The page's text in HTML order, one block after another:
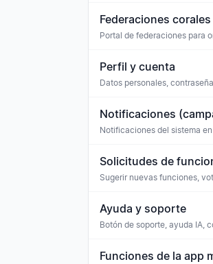
Federaciones corales
Portal de federaciones para
Perfil y cuenta
Datos personales,
Notificaciones
Notificaciones del sistema
Solicitudes de
Sugerir nuevas funciones,
Ayuda y soporte
Botón de soporte, ayuda IA,
Funciones de la app